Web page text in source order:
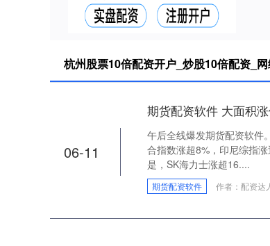
杭州股票10倍配资开户_炒股10倍配资_
06-11
期货配资软件 大面积
午后全线爆发期货配资软件
合指数涨超8%，印尼综指
是，SK海力士涨超16....
期货配资软件 作者：配资达